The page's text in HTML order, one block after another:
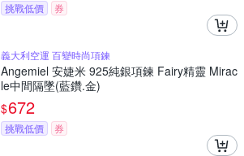
挑戰低價 券
義大利空運 百變時尚項鍊
Angemiel 安婕米 925純銀項鍊 Fairy精靈 Mirac
le中間隔墜(藍鑽.金)
$672
挑戰低價 券